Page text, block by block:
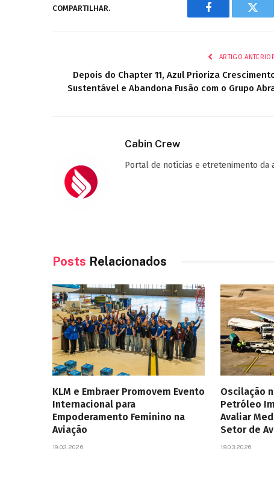
COMPARTILHAR.
Facebook
ARTIGO
Depois do Chapter 11, Azul Prioriza
Sustentável e Abandona Fusão com o Grupo
Cabin Crew
Portal de notícias e etretenimento da
Posts Relacionados
KLM e Embraer Promovem Evento
Internacional para
Empoderamento Feminino na
Aviação
19.03.2026
Oscilação
Petróleo
Avaliar
Setor de
19.03.2026